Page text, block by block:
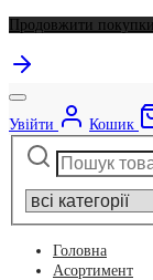
Продовжити покупки
Увійти Кошик
Шукати:
Головна
Асортимент